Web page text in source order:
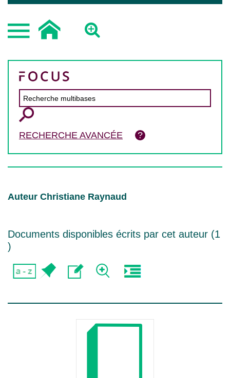
RECHERCHE AVANCÉE
Auteur Christiane Raynaud
Documents disponibles écrits par cet auteur (1
)